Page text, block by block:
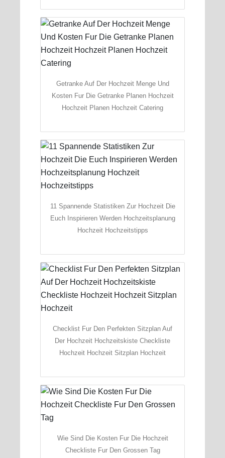
Getranke Auf Der Hochzeit Menge Und
Kosten Fur Die Getranke Planen Hochzeit
Hochzeit Planen Hochzeit Catering
11 Spannende Statistiken Zur Hochzeit Die
Euch Inspirieren Werden Hochzeitsplanung
Hochzeit Hochzeitstipps
Checklist Fur Den Perfekten Sitzplan Auf
Der Hochzeit Hochzeitskiste Checkliste
Hochzeit Hochzeit Sitzplan Hochzeit
Wie Sind Die Kosten Fur Die Hochzeit
Checkliste Fur Den Grossen Tag